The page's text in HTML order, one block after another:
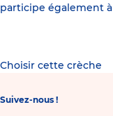
participe également
Choisir cette crèche
Suivez-nous !